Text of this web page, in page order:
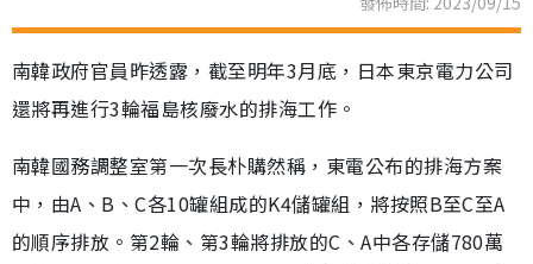
南韓政府官員昨透露，截至明年3月底，日本東京電力公司
還將再進行3輪福島核廢水的排海工作。
南韓國務調整室第一次長朴購然稱，東電公布的排海方案
中，由A、B、C各10罐組成的K4儲罐組，將按照B至C至A
的順序排放。第2輪、第3輪將排放的C、A中各存儲780萬